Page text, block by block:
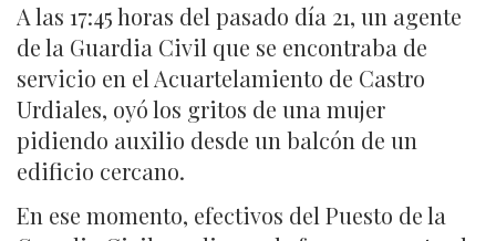
A las 17:45 horas del pasado día 21, un agente
de la Guardia Civil que se encontraba de
servicio en el Acuartelamiento de Castro
Urdiales, oyó los gritos de una mujer
pidiendo auxilio desde un balcón de un
edificio cercano.
En ese momento, efectivos del Puesto de la